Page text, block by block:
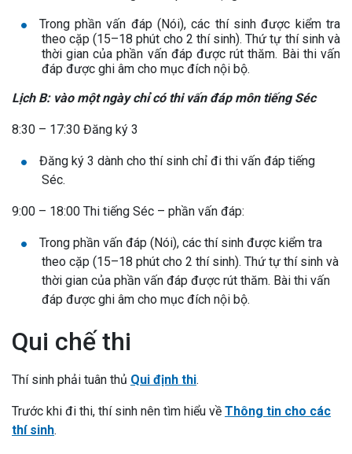
Trong phần vấn đáp (Nói), các thí sinh được kiểm tra
theo cặp (15–18 phút cho 2 thí sinh). Thứ tự thí sinh và
thời gian của phần vấn đáp được rút thăm. Bài thi vấn
đáp được ghi âm cho mục đích nội bộ.
Lịch B: vào một ngày chỉ có thi vấn đáp môn tiếng Séc
8:30 – 17:30 Đăng ký 3
Đăng ký 3 dành cho thí sinh chỉ đi thi vấn đáp tiếng
Séc.
9:00 – 18:00 Thi tiếng Séc – phần vấn đáp:
Trong phần vấn đáp (Nói), các thí sinh được kiểm tra
theo cặp (15–18 phút cho 2 thí sinh). Thứ tự thí sinh và
thời gian của phần vấn đáp được rút thăm. Bài thi vấn
đáp được ghi âm cho mục đích nội bộ.
Qui chế thi
Thí sinh phải tuân thủ Qui định thi.
Trước khi đi thi, thí sinh nên tìm hiểu về Thông tin cho các
thí sinh.